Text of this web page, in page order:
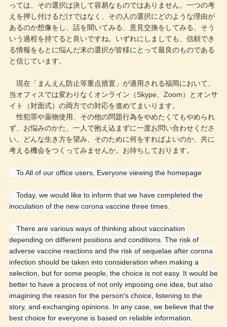
っては、その選択は決して容易なものではありません。一つの考
えを押し付けるだけではなく、その人の選択にどのような理由が
あるのか想像をし、話を聞いてみる、意見交換をしてみる、そう
いう過程を持てると良いですね。いずれにしましても、信頼でき
る情報をもとに悩んだ末の選択が皆様にとって最良のものである
と信じています。
現在「まんえん防止等重点措置」が適用される福岡において、
当オフィスでは変わりなくオンライン（Skype、Zoom）とオンサ
イト（対面式）の両方での対応を進めてまいります。
性犯罪や薬物使用、その他の問題行為をやめたくてもやめられ
ず、お悩みのかた、一人で抱え込まずに一度お問い合わせくださ
い。どんな生き方を望み、そのために何をすればよいのか、共に
考える機会をつくってみませんか。お待ちしております。
To All of our office users, Everyone viewing the homepage
Today, we would like to inform that we have completed the
inoculation of the new corona vaccine three times.
There are various ways of thinking about vaccination
depending on different positions and conditions. The risk of
adverse vaccine reactions and the risk of sequelae after corona
infection should be taken into consideration when making a
selection, but for some people, the choice is not easy. It would be
better to have a process of not only imposing one idea, but also
imagining the reason for the person's choice, listening to the
story, and exchanging opinions. In any case, we believe that the
best choice for everyone is based on reliable information.